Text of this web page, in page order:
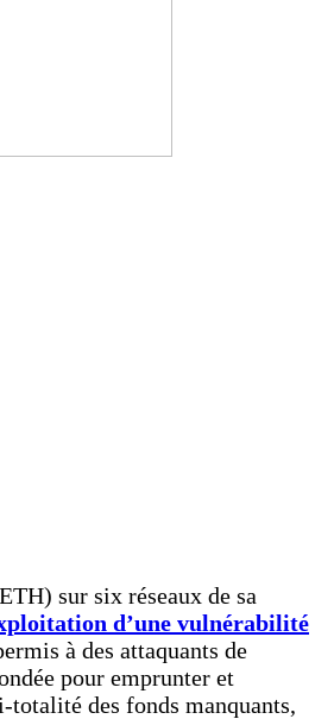
sur six réseaux de sa
d’une vulnérabilité
à des attaquants de
pour emprunter et
des fonds manquants,